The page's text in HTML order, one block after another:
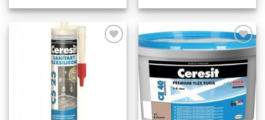
Dodaj
na
listu
želja